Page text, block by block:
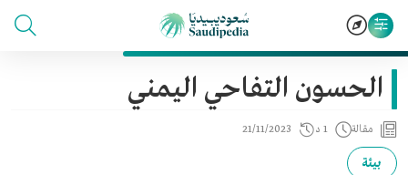
الحسون التفاحي اليمني
مقالة 1 د 21/11/2023
بيئة